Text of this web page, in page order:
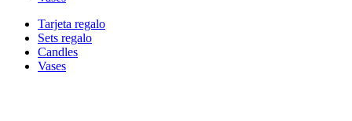
Tarjeta regalo
Sets regalo
Candles
Vases